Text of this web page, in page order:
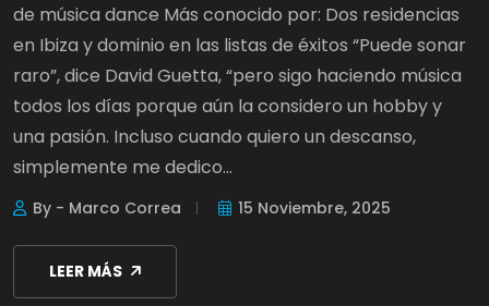
de música dance Más conocido por: Dos residencias
en Ibiza y dominio en las listas de éxitos “Puede sonar
raro”, dice David Guetta, “pero sigo haciendo música
todos los días porque aún la considero un hobby y
una pasión. Incluso cuando quiero un descanso,
simplemente me dedico...
By - Marco Correa 15 Noviembre, 2025
LEER MÁS